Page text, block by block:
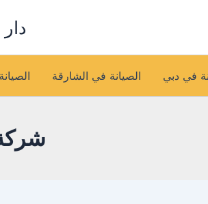
في دبي الصيانة في الشارقة
شركة